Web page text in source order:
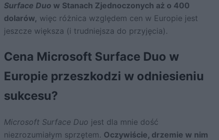
Surface Duo w Stanach Zjednoczonych aż o 400
dolarów, więc różnica względem cen w Europie jest
jeszcze większa (i trudniejsza do przyjęcia).
Cena Microsoft Surface Duo w
Europie przeszkodzi w odniesieniu
sukcesu?
Microsoft Surface Duo jest dla mnie dość
niezrozumiałym sprzętem. Oczywiście, drzemie w nim